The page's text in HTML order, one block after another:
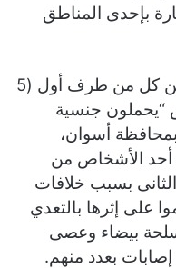
بإحدى المناطق
بالفحص تبين حدوث مشاجرة بين كل من طرف أول (5
(6 أشخاص “يحملون جنسية
أسوان،
أحد الأشخاص من
بسبب خلافات
على إثرها بالتعدي
بيضاء وعصى
بعدد منهم.